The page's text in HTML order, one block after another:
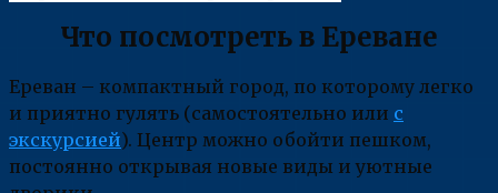
Что посмотреть в Ереване
Ереван – компактный город, по которому легко
и приятно гулять (самостоятельно или с
экскурсией). Центр можно обойти пешком,
постоянно открывая новые виды и уютные